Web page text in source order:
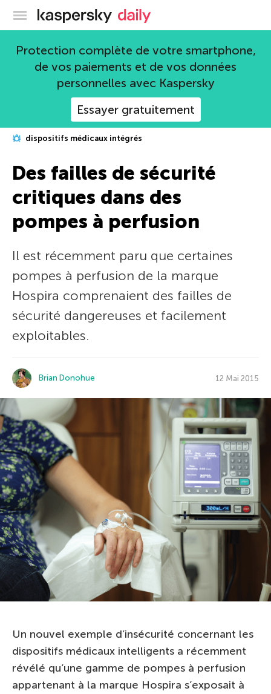
Blog officiel de Kaspersky
Protection complète de votre smartphone,
de vos paiements et de vos données
personnelles avec Kaspersky
Essayer gratuitement
dispositifs médicaux intégrés
Des failles de sécurité
critiques dans des
pompes à perfusion
Il est récemment paru que certaines
pompes à perfusion de la marque
Hospira comprenaient des failles de
sécurité dangereuses et facilement
exploitables.
Brian Donohue 12 Mai 2015
Un nouvel exemple d’insécurité concernant les
dispositifs médicaux intelligents a récemment
révélé qu’une gamme de pompes à perfusion
appartenant à la marque Hospira s’exposait à